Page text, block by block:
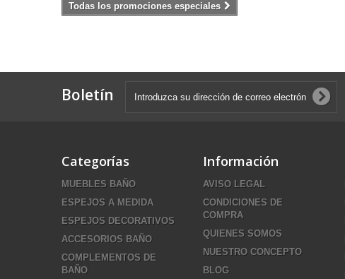
Todas los promociones especiales
Boletín
Categorías
MUEBLES BAÑO
ESPEJOS A MEDIDA
ESPEJOS DECORATIVOS
ACCESORIOS BAÑO
COMPLEMENTOS DE
BAÑO
Información
AVISO LEGAL
CONDICIONES DE
COMPRA
QUIENES SOMOS
NUESTRO CONCEPTO
BLOG